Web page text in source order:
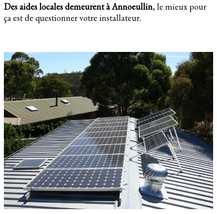
Des aides locales demeurent à Annoeullin, le mieux pour
ça est de questionner votre installateur.